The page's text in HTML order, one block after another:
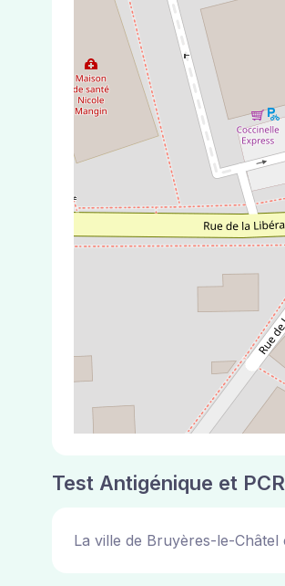
Test Antigénique et
La ville de Bruyères-le-